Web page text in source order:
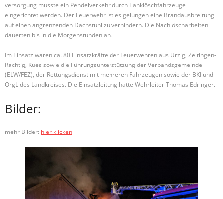
versorgung musste ein Pendelverkehr durch Tanklöschfahrzeuge
eingerichtet werden. Der Feuerwehr ist es gelungen eine Brandausbreitung
auf einen angrenzenden Dachstuhl zu verhindern. Die Nachlöscharbeiten
dauerten bis in die Morgenstunden an.
Im Einsatz waren ca. 80 Einsatzkräfte der Feuerwehren aus Ürzig, Zeltingen-
Rachtig, Kues sowie die Führungsunterstützung der Verbandsgemeinde
(ELW/FEZ), der Rettungsdienst mit mehreren Fahrzeugen sowie der BKI und
OrgL des Landkreises. Die Einsatzleitung hatte Wehrleiter Thomas Edringer.
Bilder:
mehr Bilder: hier klicken